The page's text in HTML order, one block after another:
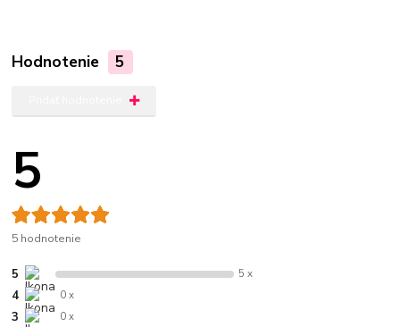
Hodnotenie 5
5
5 hodnotenie
5 5 x
4 0 x
3 0 x